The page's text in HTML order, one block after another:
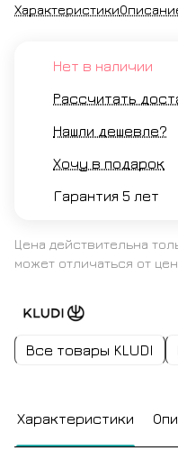
Характеристики
Нет в наличии
Рассчитать
Нашли дешевле?
Хочу в подарок
Гарантия 5 лет
Цена действительна
может отличаться от
Все товары KLUDI
Характеристики